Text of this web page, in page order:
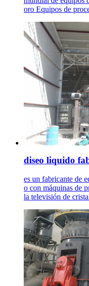
oro Equipos de
diseo liquido
es un fabricante de
o con máquinas de
la televisión de